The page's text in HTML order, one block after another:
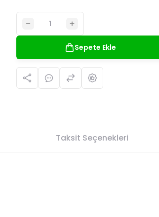
Sepete Ekle
Taksit Seçenekleri